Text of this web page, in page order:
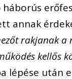
annak
rakjanak a
kellős
lépése után